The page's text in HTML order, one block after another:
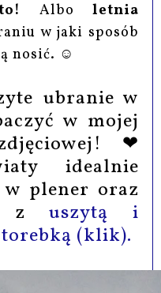
Albo letnia
w jaki sposób
nosić. ☺
ubranie w
w mojej
❤
idealnie
w plener oraz
zuszytą i
(klik).